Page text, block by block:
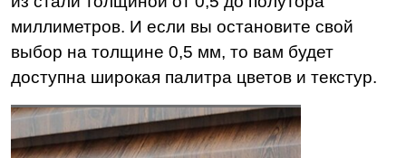
миллиметров. И если вы остановите свой
выбор на толщине 0,5 мм, то вам будет
доступна широкая палитра цветов и текстур.